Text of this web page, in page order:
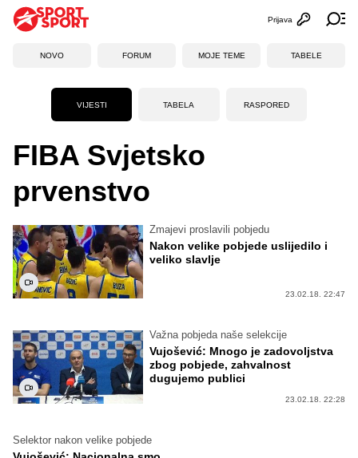
Otvori
Prijava
NOVO FORUM MOJE TEME TABELE
VIJESTI TABELA RASPORED
FIBA Svjetsko
prvenstvo
Zmajevi proslavili pobjedu
Nakon velike pobjede uslijedilo i
veliko slavlje
23.02.18. 22:47
Važna pobjeda naše selekcije
Vujošević: Mnogo je zadovoljstva
zbog pobjede, zahvalnost
dugujemo publici
23.02.18. 22:28
Selektor nakon velike pobjede